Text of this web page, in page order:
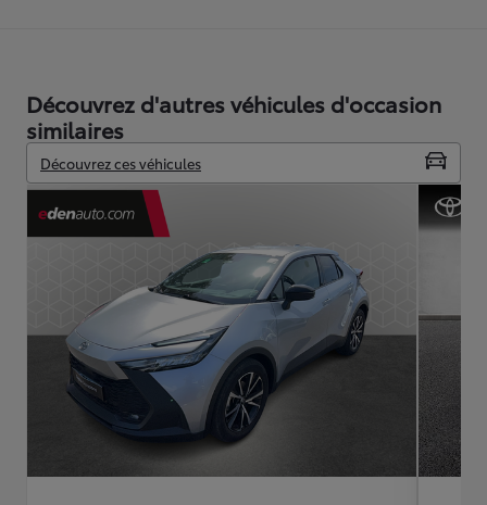
Découvrez d'autres véhicules d'occasion
similaires
Découvrez ces véhicules